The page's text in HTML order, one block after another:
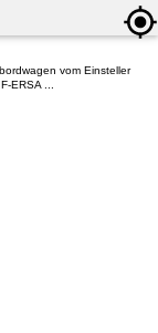
vom Einsteller
ERSA ...